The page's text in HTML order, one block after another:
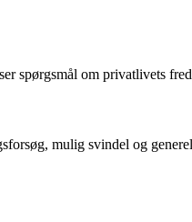
spørgsmål om privatlivets
mulig svindel og